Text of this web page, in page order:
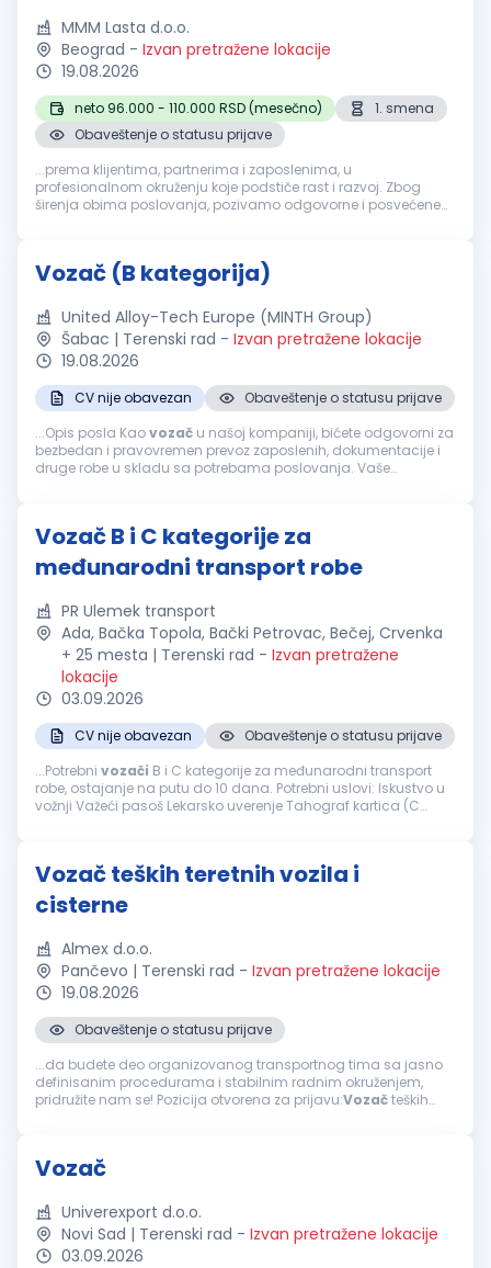
MMM Lasta d.o.o.
Beograd - Izvan pretražene lokacije
19.08.2026
neto 96.000 - 110.000 RSD (mesečno)
1. smena
Obaveštenje o statusu prijave
...prema klijentima, partnerima i zaposlenima, u
profesionalnom okruženju koje podstiče rast i razvoj. Zbog
širenja obima poslovanja, pozivamo odgovorne i posvećene
Vozač (B kategorija)
United Alloy-Tech Europe (MINTH Group)
Šabac | Terenski rad - Izvan pretražene lokacije
19.08.2026
CV nije obavezan
Obaveštenje o statusu prijave
...Opis posla Kaovozač u našoj kompaniji, bićete odgovorni za
bezbedan i pravovremen prevoz zaposlenih, dokumentacije i
druge robe u skladu sa potrebama poslovanja. Vaše
Vozač B i C kategorije za
međunarodni transport robe
PR Ulemek transport
Ada, Bačka Topola, Bački Petrovac, Bečej, Crvenka
+ 25 mesta | Terenski rad - Izvan pretražene
lokacije
03.09.2026
CV nije obavezan
Obaveštenje o statusu prijave
...Potrebni vozači B i C kategorije za međunarodni transport
robe, ostajanje na putu do 10 dana. Potrebni uslovi: Iskustvo u
vožnji Važeći pasoš Lekarsko uverenje Tahograf kartica (C
Vozač teških teretnih vozila i
cisterne
Almex d.o.o.
Pančevo | Terenski rad - Izvan pretražene lokacije
19.08.2026
Obaveštenje o statusu prijave
...da budete deo organizovanog transportnog tima sa jasno
definisanim procedurama i stabilnim radnim okruženjem,
pridružite nam se! Pozicija otvorena za prijavu:Vozačteških
Vozač
Univerexport d.o.o.
Novi Sad | Terenski rad - Izvan pretražene lokacije
03.09.2026